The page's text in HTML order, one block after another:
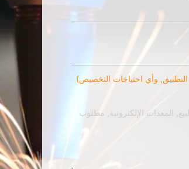
التطبيق, وأي احتياجات التخصيص)